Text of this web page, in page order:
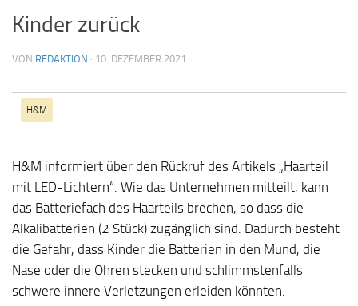
Kinder zurück
VON REDAKTION · 10. DEZEMBER 2021
H&M
H&M informiert über den Rückruf des Artikels „Haarteil
mit LED-Lichtern“. Wie das Unternehmen mitteilt, kann
das Batteriefach des Haarteils brechen, so dass die
Alkalibatterien (2 Stück) zugänglich sind. Dadurch besteht
die Gefahr, dass Kinder die Batterien in den Mund, die
Nase oder die Ohren stecken und schlimmstenfalls
schwere innere Verletzungen erleiden könnten.